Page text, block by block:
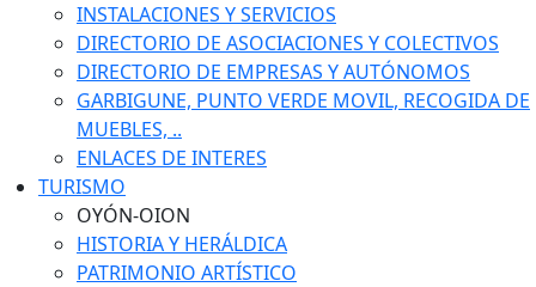
INSTALACIONES Y SERVICIOS
DIRECTORIO DE ASOCIACIONES Y COLECTIVOS
DIRECTORIO DE EMPRESAS Y AUTÓNOMOS
GARBIGUNE, PUNTO VERDE MOVIL, RECOGIDA DE
MUEBLES, ..
ENLACES DE INTERES
TURISMO
OYÓN-OION
HISTORIA Y HERÁLDICA
PATRIMONIO ARTÍSTICO